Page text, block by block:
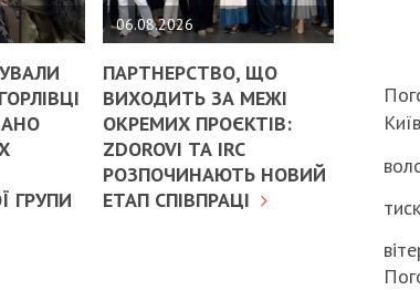
ГРУПИ
06.08.2026
ПАРТНЕРСТВО, ЩО
ВИХОДИТЬ ЗА МЕЖІ
ОКРЕМИХ ПРОЄКТІВ:
ZDOROVI ТА IRC
РОЗПОЧИНАЮТЬ НОВИЙ
ЕТАП СПІВПРАЦІ
Київ